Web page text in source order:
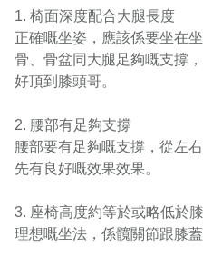
1. 椅面深度配合大腿長度
正確嘅坐姿，應該係要坐在
骨、骨盆同大腿足夠嘅支撐
好頂到膝頭哥。
2. 腰部有足夠支撐
腰部要有足夠嘅支撐，從左
先有良好嘅效果效果。
3. 座椅高度約等於或略低於
理想嘅坐法，係髖關節跟膝蓋